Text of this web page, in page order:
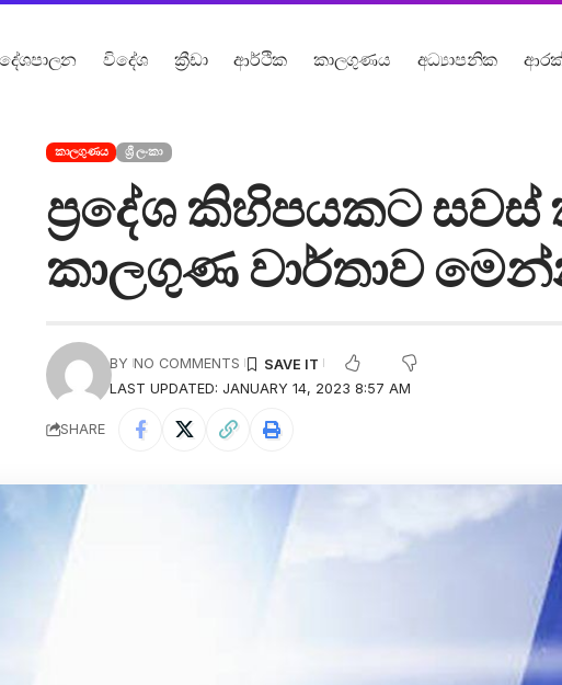
දේශපාලන විදේශ ක්‍රීඩා ආර්ථික කාලගුණය අධ්‍යාපනික
කාලගුණය ශ්‍රී ලංකා
ප්‍රදේශ කිහිපයකට සවස්
කාලගුණ වාර්තාව
LAST UPDATED: JANUARY 14, 2023 8:57 AM
BY NO COMMENTS
SHARE